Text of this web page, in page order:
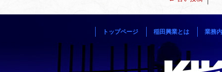
トップページ 稲田興業とは 業務